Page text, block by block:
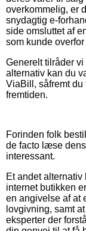
overkommelig, er
snydagtig e-
side omsluttet af
som kunde
Generelt tilråder
alternativ kan du
ViaBill, såfremt
fremtiden.
Forinden folk
de facto læse
interessant.
Et andet
internet butikken
en angivelse af at
lovgivning, samt
eksperter der